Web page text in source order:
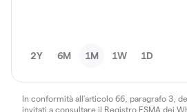
2Y 6M 1M 1W 1D
In conformità all’articolo 66, paragrafo 3,
invitati a consultare il Registro ESMA dei